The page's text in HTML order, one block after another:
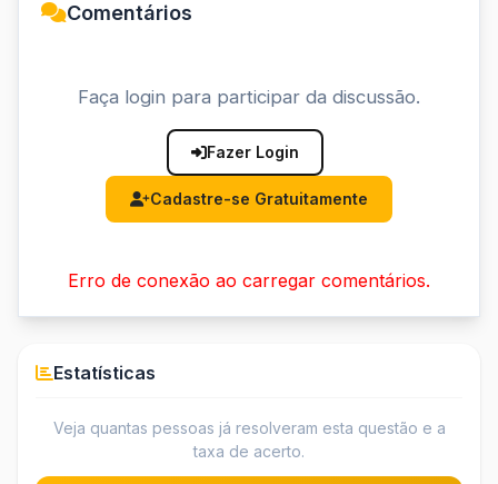
Comentários
Faça login para participar da discussão.
Fazer Login
Cadastre-se Gratuitamente
Erro de conexão ao carregar comentários.
Estatísticas
Veja quantas pessoas já resolveram esta questão e a
taxa de acerto.